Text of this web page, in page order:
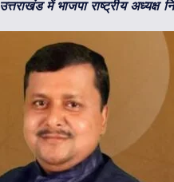
उत्तराखंड में भाजपा राष्ट्रीय अध्यक्ष